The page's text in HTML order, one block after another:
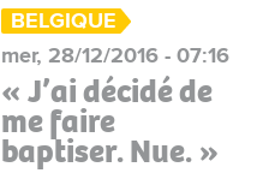
BELGIQUE
mer, 28/12/2016 - 07:16
« J’ai décidé de
me faire
baptiser. Nue. »